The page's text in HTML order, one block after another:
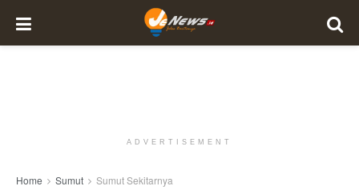
ADVERTISEMENT
Home Sumut Sumut Sekitarnya